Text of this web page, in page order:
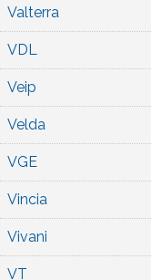
Valterra
VDL
Veip
Velda
VGE
Vincia
Vivani
VT